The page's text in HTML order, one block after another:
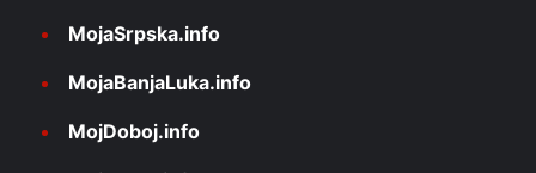
MojaSrpska.info
MojaBanjaLuka.info
MojDoboj.info